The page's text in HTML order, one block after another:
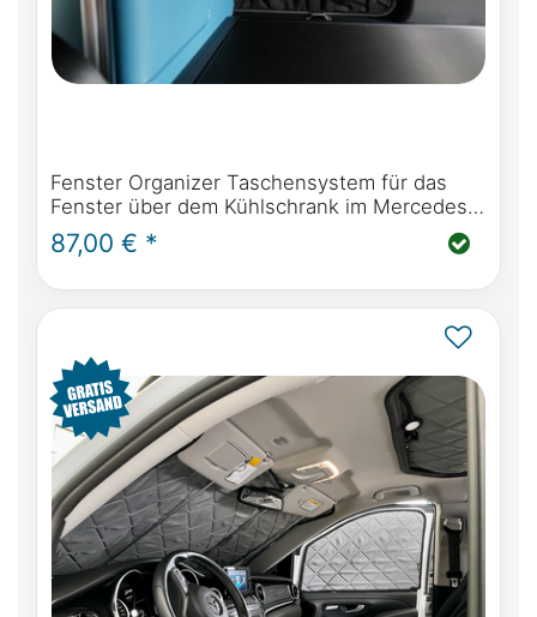
Fenster Organizer Taschensystem für das
Fenster über dem Kühlschrank im Mercedes-
Benz Marco Polo W447 & Viano Marco Polo
W639
87,00 € *